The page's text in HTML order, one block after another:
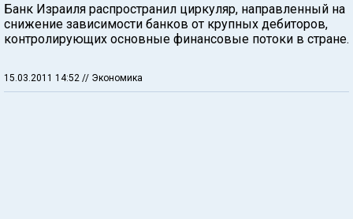
Банк Израиля распространил циркуляр, направленный на
снижение зависимости банков от крупных дебиторов,
контролирующих основные финансовые потоки в стране.
15.03.2011 14:52 // Экономика